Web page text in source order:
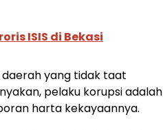
ISIS di Bekasi
yang tidak taat
pelaku korupsi adalah
harta kekayaannya.